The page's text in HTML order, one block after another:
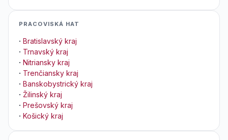
PRACOVISKÁ HAT
· Bratislavský kraj
· Trnavský kraj
· Nitriansky kraj
· Trenčiansky kraj
· Banskobystrický kraj
· Žilinský kraj
· Prešovský kraj
· Košický kraj